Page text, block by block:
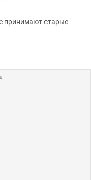
принимают старые